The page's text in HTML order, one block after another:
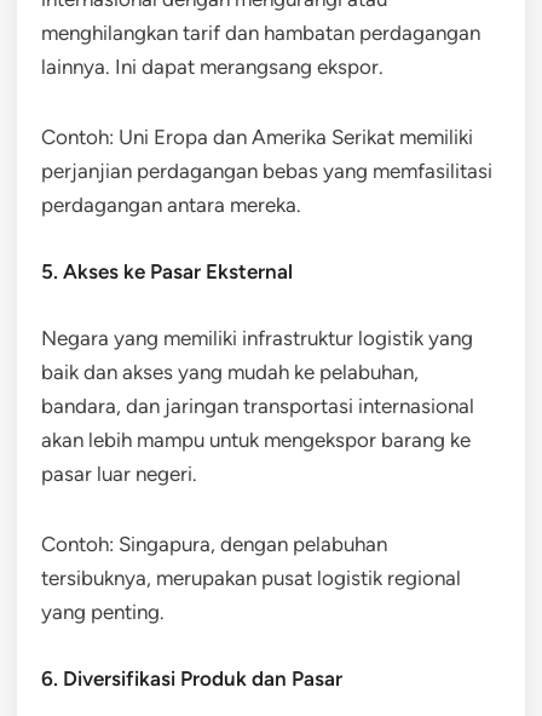
menghilangkan tarif dan hambatan perdagangan
lainnya. Ini dapat merangsang ekspor.
Contoh: Uni Eropa dan Amerika Serikat memiliki
perjanjian perdagangan bebas yang memfasilitasi
perdagangan antara mereka.
5. Akses ke Pasar Eksternal
Negara yang memiliki infrastruktur logistik yang
baik dan akses yang mudah ke pelabuhan,
bandara, dan jaringan transportasi internasional
akan lebih mampu untuk mengekspor barang ke
pasar luar negeri.
Contoh: Singapura, dengan pelabuhan
tersibuknya, merupakan pusat logistik regional
yang penting.
6. Diversifikasi Produk dan Pasar